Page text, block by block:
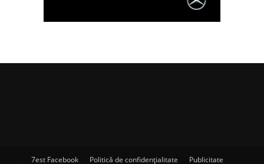
7est Facebook Politică de confidențialitate Publicitate